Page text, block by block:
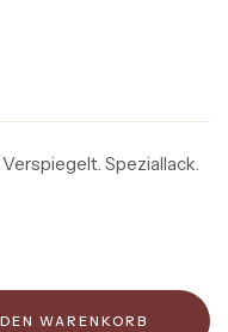
Speziallack.
WARENKORB